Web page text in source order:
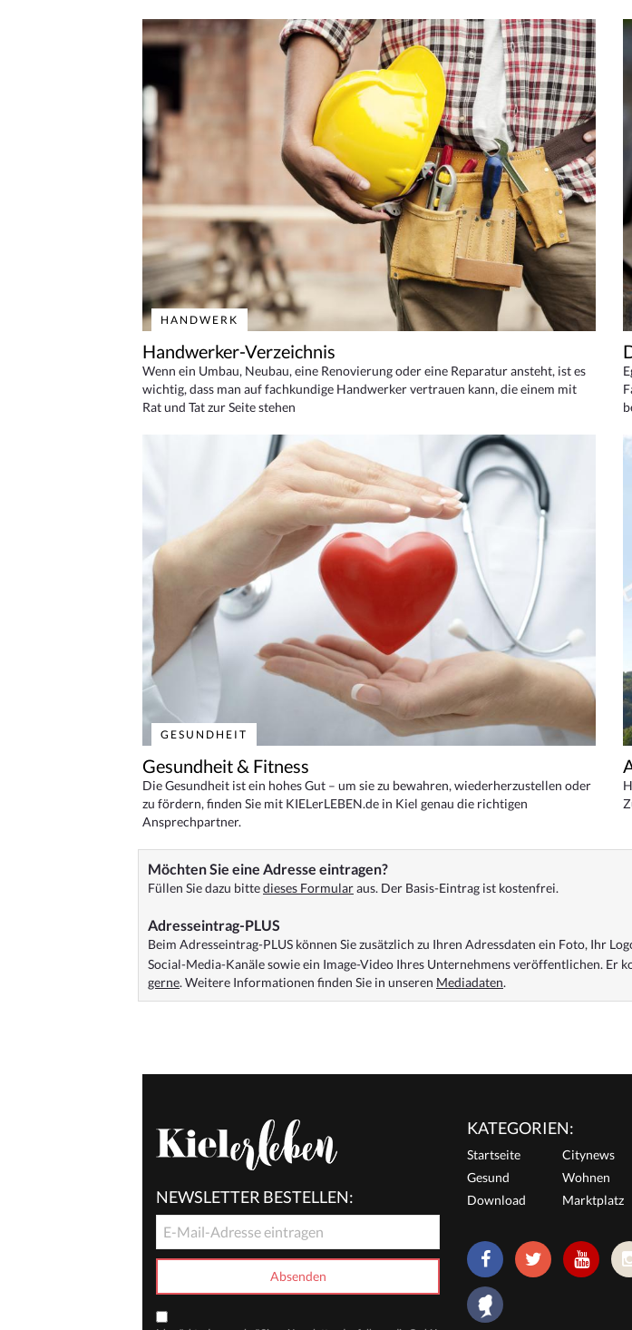
HANDWERK
Handwerker-Verzeichnis
Wenn ein Umbau, Neubau, eine Renovierung oder eine Reparatur ansteht, ist es
wichtig, dass man auf fachkundige Handwerker vertrauen kann, die einem mit
Rat und Tat zur Seite stehen
GESUNDHEIT
Gesundheit & Fitness
Die Gesundheit ist ein hohes Gut – um sie zu bewahren, wiederherzustellen oder
zu fördern, finden Sie mit KIELerLEBEN.de in Kiel genau die richtigen
Ansprechpartner.
Möchten Sie eine Adresse eintragen?
Füllen Sie dazu bittedieses Formularaus. Der Basis-Eintrag ist kostenfrei.
Adresseintrag-PLUS
Beim Adresseintrag-PLUS können Sie zusätzlich zu Ihren Adressdaten ein Foto, Ihr
Social-Media-Kanäle sowie ein Image-Video Ihres Unternehmens veröffentlichen. Er
gerne. Weitere Informationen finden Sie in unseren Mediadaten.
NEWSLETTER BESTELLEN:
KATEGORIEN:
Startseite Citynews
Gesund
Wohnen
Download
Marktplatz